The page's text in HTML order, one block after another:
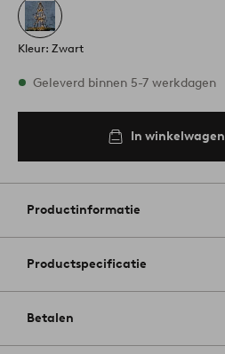
Kleur: Zwart
Op voorraad
Geleverd binnen 5-7 werkdagen
In winkelwagen
Productinformatie
Productspecificatie
Betalen